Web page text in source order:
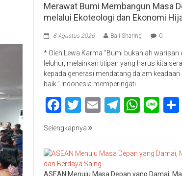
Merawat Bumi Membangun Masa
melalui Ekoteologi dan Ekonomi
8 Agustus 2026 Bali Sharing 0
* Oleh Lewa Karma “Bumi bukanlah warisan
leluhur, melainkan titipan yang harus kita
kepada generasi mendatang dalam keadaan
baik.” Indonesia memperingati
Facebook
Twitter
EmailTelegram
Line
Selengkapnya
ASEAN Menuju Masa Depan yang Damai,